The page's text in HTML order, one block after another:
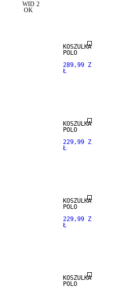
WID
OK
2
KOSZULKA
POLO
289,99 Z
Ł
KOSZULKA
POLO
229,99 Z
Ł
KOSZULKA
POLO
229,99 Z
Ł
KOSZULKA
POLO